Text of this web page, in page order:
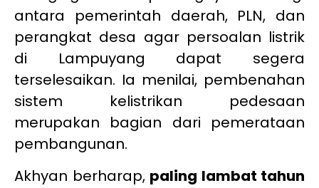
antara pemerintah daerah, PLN, dan
perangkat desa agar persoalan listrik
di Lampuyang dapat segera
terselesaikan. Ia menilai, pembenahan
sistem kelistrikan pedesaan
merupakan bagian dari pemerataan
pembangunan.
Akhyan berharap, paling lambat tahun